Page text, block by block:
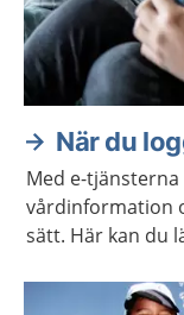
När du
Med e-
vårdinformation
sätt. Här kan du